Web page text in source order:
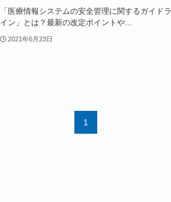
「医療情報システムの安全管理に関するガイドラ
イン」とは？最新の改定ポイントや...
2021年6月23日
1